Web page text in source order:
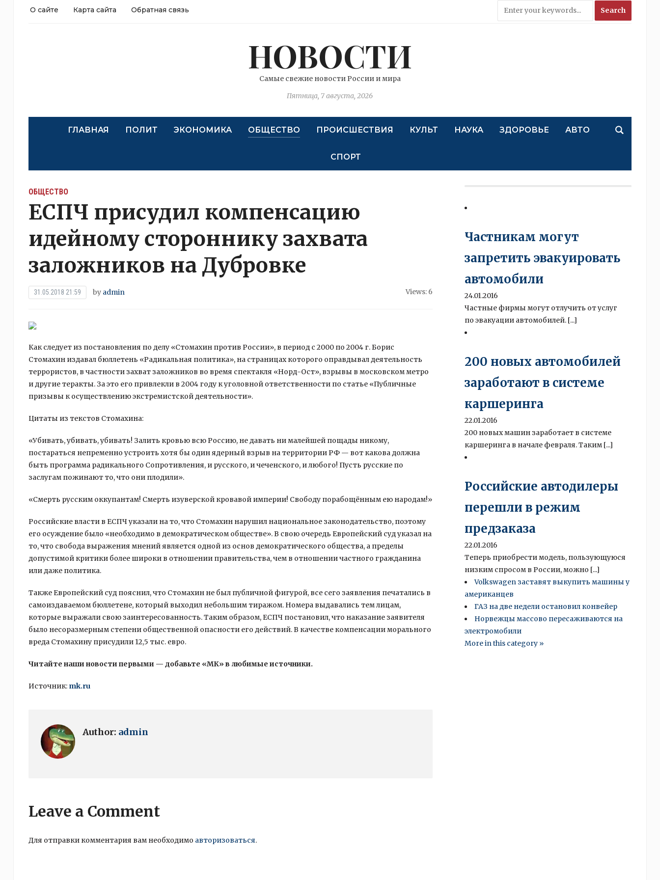
О сайте Карта сайта Обратная связь
НОВОСТИ
Самые свежие новости России и мира
Пятница, 7 августа, 2026
ГЛАВНАЯ ПОЛИТ ЭКОНОМИКА ОБЩЕСТВО ПРОИСШЕСТВИЯ КУЛЬТ НАУКА ЗДОРОВЬЕ АВТО
СПОРТ
ОБЩЕСТВО
ЕСПЧ присудил компенсацию
идейному стороннику захвата
заложников на Дубровке
31.05.2018 21:59 by admin Views: 6
Как следует из постановления по делу «Стомахин против России», в период с 2000 по 2004 г. Борис
Стомахин издавал бюллетень «Радикальная политика», на страницах которого оправдывал деятельность
террористов, в частности захват заложников во время спектакля «Норд-Ост», взрывы в московском метро
и другие теракты. За это его привлекли в 2004 году к уголовной ответственности по статье «Публичные
призывы к осуществлению экстремистской деятельности».
Цитаты из текстов Стомахина:
«Убивать, убивать, убивать! Залить кровью всю Россию, не давать ни малейшей пощады никому,
постараться непременно устроить хотя бы один ядерный взрыв на территории РФ — вот какова должна
быть программа радикального Сопротивления, и русского, и чеченского, и любого! Пусть русские по
заслугам пожинают то, что они плодили».
«Смерть русским оккупантам! Смерть изуверской кровавой империи! Свободу порабощённым ею народам!»
Российские власти в ЕСПЧ указали на то, что Стомахин нарушил национальное законодательство, поэтому
его осуждение было «необходимо в демократическом обществе». В свою очередь Европейский суд указал на
то, что свобода выражения мнений является одной из основ демократического общества, а пределы
допустимой критики более широки в отношении правительства, чем в отношении частного гражданина
или даже политика.
Также Европейский суд пояснил, что Стомахин не был публичной фигурой, все сего заявления печатались в
самоиздаваемом бюллетене, который выходил небольшим тиражом. Номера выдавались тем лицам,
которые выражали свою заинтересованность. Таким образом, ЕСПЧ постановил, что наказание заявителя
было несоразмерным степени общественной опасности его действий. В качестве компенсации морального
вреда Стомахину присудили 12,5 тыс. евро.
Читайте наши новости первыми — добавьте «МК» в любимые источники.
Источник: mk.ru
Author: admin
Leave a Comment
Для отправки комментария вам необходимо авторизоваться.
Частникам могут
запретить эвакуировать
автомобили
24.01.2016
Частные фирмы могут отлучить от услуг
по эвакуации автомобилей. [...]
200 новых автомобилей
заработают в системе
каршеринга
22.01.2016
200 новых машин заработает в системе
каршеринга в начале февраля. Таким [...]
Российские автодилеры
перешли в режим
предзаказа
22.01.2016
Теперь приобрести модель, пользующуюся
низким спросом в России, можно [...]
Volkswagen заставят выкупить машины у
американцев
ГАЗ на две недели остановил конвейер
Норвежцы массово пересаживаются на
электромобили
More in this category »